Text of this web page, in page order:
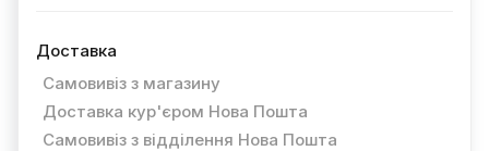
Доставка
Самовивіз з магазину
Доставка кур'єром Нова Пошта
Самовивіз з відділення Нова Пошта